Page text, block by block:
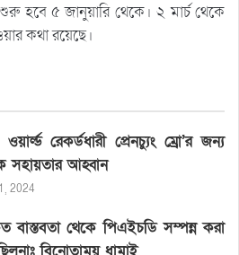
হবে ৫ জানুয়ারি থেকে। ২ মার্চ থেকে
কথা রয়েছে।
রেকর্ডধারী প্রেনচ্যুং ম্রো’র জন্য
সহায়তার আহ্বান
2024
বাস্তবতা থেকে পিএইচডি সম্পন্ন করা
বিনোতাময় ধামাই